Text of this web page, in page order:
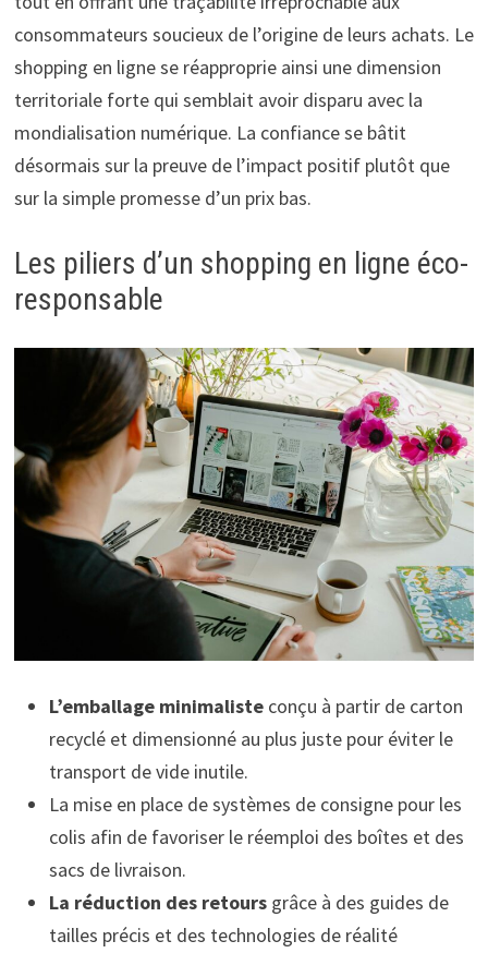
consommateurs soucieux de l’origine de leurs achats. Le
shopping en ligne se réapproprie ainsi une dimension
territoriale forte qui semblait avoir disparu avec la
mondialisation numérique. La confiance se bâtit
désormais sur la preuve de l’impact positif plutôt que
sur la simple promesse d’un prix bas.
Les piliers d’un shopping en ligne éco-
responsable
L’emballage minimalisteconçu à partir de carton
recyclé et dimensionné au plus juste pour éviter le
transport de vide inutile.
La mise en place de systèmes de consigne pour les
colis afin de favoriser le réemploi des boîtes et des
sacs de livraison.
La réduction des retoursgrâce à des guides de
tailles précis et des technologies de réalité